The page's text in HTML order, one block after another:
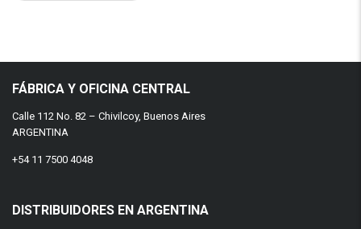
FÁBRICA Y OFICINA CENTRAL
Calle 112 No. 82 – Chivilcoy, Buenos Aires
ARGENTINA
+54 11 7500 4048
DISTRIBUIDORES EN ARGENTINA